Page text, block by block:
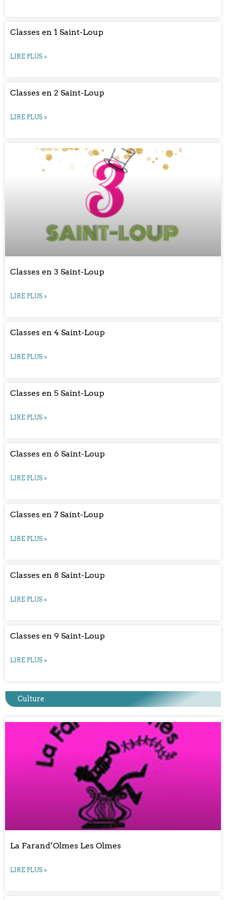
Classes en 1 Saint-Loup
LIRE PLUS »
Classes en 2 Saint-Loup
LIRE PLUS »
Classes en 3 Saint-Loup
LIRE PLUS »
Classes en 4 Saint-Loup
LIRE PLUS »
Classes en 5 Saint-Loup
LIRE PLUS »
Classes en 6 Saint-Loup
LIRE PLUS »
Classes en 7 Saint-Loup
LIRE PLUS »
Classes en 8 Saint-Loup
LIRE PLUS »
Classes en 9 Saint-Loup
LIRE PLUS »
Culture
La Farand’Olmes Les Olmes
LIRE PLUS »